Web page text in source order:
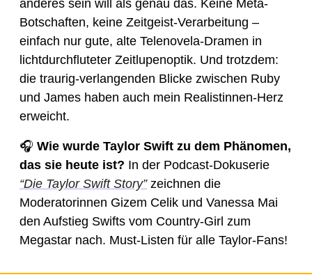
anderes sein will als genau das. Keine Meta-
Botschaften, keine Zeitgeist-Verarbeitung –
einfach nur gute, alte Telenovela-Dramen in
lichtdurchfluteter Zeitlupenoptik. Und trotzdem:
die traurig-verlangenden Blicke zwischen Ruby
und James haben auch mein Realistinnen-Herz
erweicht.
🎧 Wie wurde Taylor Swift zu dem Phänomen,
das sie heute ist?
“Die Taylor Swift Story” zeichnen die
Moderatorinnen Gizem Celik und Vanessa Mai
den Aufstieg Swifts vom Country-Girl zum
Megastar nach. Must-Listen für alle Taylor-Fans!